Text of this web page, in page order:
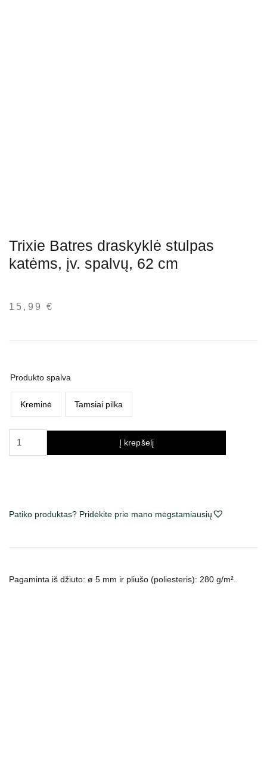
Trixie Batres draskyklė stulpas
katėms, įv. spalvų, 62 cm
15,99€
Produkto spalva
Kreminė Tamsiai pilka
katėms,
cm
Į krepšelį
Patiko produktas? Pridėkite prie mano mėgstamiausių
Pagaminta iš džiuto: ø 5 mm ir pliušo (poliesteris): 280 g/m².